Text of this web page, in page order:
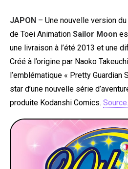
JAPON – Une nouvelle version
de Toei Animation Sailor Moon
une livraison à l’été 2013 et une
Créé à l’origine par Naoko
l’emblématique « Pretty Guardian
star d’une nouvelle série
produite Kodanshi Comics. Source.